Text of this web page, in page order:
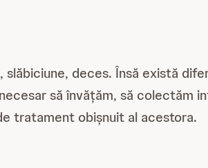
slăbiciune, deces. Însă există
să învățăm, să colectăm
tratament obișnuit al acestora.